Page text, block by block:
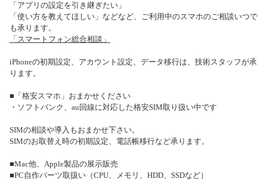
「アプリの設定を引き継ぎたい」
「使い方を教えてほしい」などなど、ご利用中のスマホのご相談いつで
も承ります。
「スマートフォン総合相談」
iPhoneの初期設定、アカウント設定、データ移行は、技術スタッフが承
ります。
■「格安スマホ」おまかせください
・ソフトバンク、au回線に対応した格安SIM取り扱い中です
SIMの相談や導入もおまかせ下さい。
SIMのお取替え時の初期設定、電話帳移行など承ります。
■Mac他、Apple製品の展示販売
■PC自作パーツ取扱い（CPU、メモリ、HDD、SSDなど）